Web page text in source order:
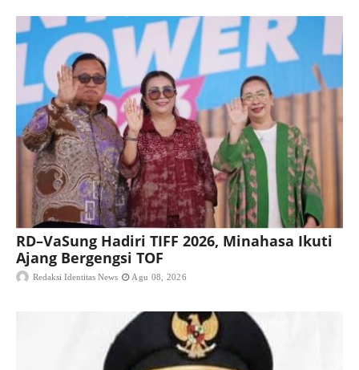
RD–VaSung Hadiri TIFF 2026, Minahasa Ikuti
Ajang Bergengsi TOF
Redaksi Identitas News Agu 08, 2026